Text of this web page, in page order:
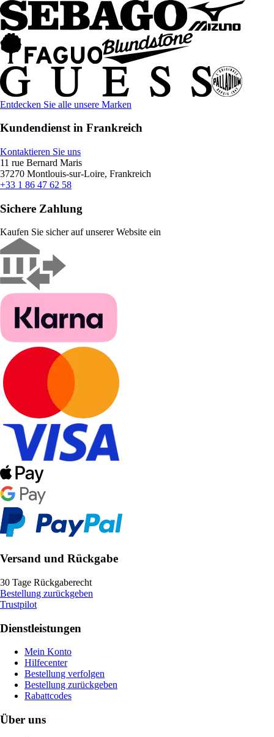
Entdecken Sie alle unsere Marken
Kundendienst in Frankreich
Kontaktieren Sie uns
11 rue Bernard Maris
37270 Montlouis-sur-Loire, Frankreich
+33 1 86 47 62 58
Sichere Zahlung
Kaufen Sie sicher auf unserer Website ein
Versand und Rückgabe
30 Tage Rückgaberecht
Bestellung zurückgeben
Trustpilot
Dienstleistungen
Mein Konto
Hilfecenter
Bestellung verfolgen
Bestellung zurückgeben
Rabattcodes
Über uns